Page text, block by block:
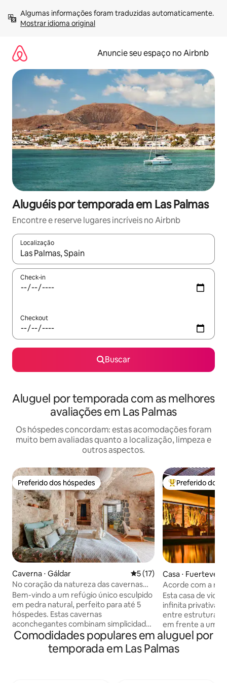
para
Mostrar idioma original
Anuncie seu espaço no Airbnb
Aluguéis por temporada em Las Palmas
Encontre e reserve lugares incríveis no Airbnb
Localização
Quando os resultados estiverem disponíveis, explore-os
Check-in
Checkout
Buscar
Aluguel por temporada com as melhores
avaliações em Las Palmas
Os hóspedes concordam: estas acomodações foram
muito bem avaliadas quanto a localização, limpeza e
outros aspectos.
Preferido dos hóspedes
Preferido dos hóspedes
Caverna ⋅ Gáldar 5 de uma avaliação média
5 (17)
No coração da natureza das cavernas
com amigos e familiares
Bem-vindo a um refúgio único esculpido
em pedra natural, perfeito para até 5
hóspedes. Estas cavernas
aconchegantes combinam simplicidade
e conforto, restauradas
cuidadosamente com materiais naturais
para oferecer um refúgio tranquilo.
Entre os
Preferido dos
Casa ⋅
Acorde com a
casa de vidro.
Esta casa de
infinita privativa,
entre estrutura e
em frente a um
Ugán, a Casa Liu
arredores, tanto
emocionalmente.
Comodidades populares em aluguel por
temporada em Las Palmas